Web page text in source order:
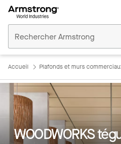
Plafonds
Accueil Plafonds et murs
WOODWORKS